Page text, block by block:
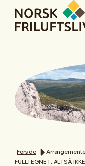
Forside
FULLTEGNET, ALTSÅ